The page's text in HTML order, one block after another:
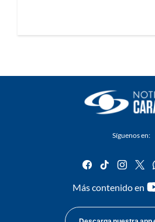
Síguenos en:
facebook
tiktok
Más contenido en